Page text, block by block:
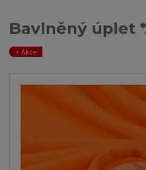
Bavlněný úplet
⚡️ Akce